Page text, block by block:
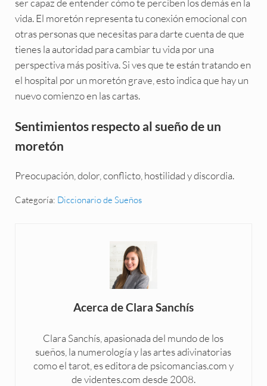
ser capaz de entender cómo te perciben los demás en la
vida. El moretón representa tu conexión emocional con
otras personas que necesitas para darte cuenta de que
tienes la autoridad para cambiar tu vida por una
perspectiva más positiva. Si ves que te están tratando en
el hospital por un moretón grave, esto indica que hay un
nuevo comienzo en las cartas.
Sentimientos respecto al sueño de un
moretón
Preocupación, dolor, conflicto, hostilidad y discordia.
Categoría: Diccionario de Sueños
Acerca deClara Sanchís
Clara Sanchís, apasionada del mundo de los
sueños, la numerología y las artes adivinatorias
como el tarot, es editora de psicomancias.com y
de videntes.com desde 2008.